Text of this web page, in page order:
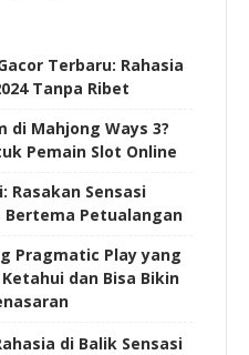
Terbaru: Rahasia
Tanpa Ribet
Mahjong Ways 3?
Pemain Slot Online
Rasakan Sensasi
Bertema Petualangan
Pragmatic Play yang
dan Bisa Bikin
di Balik Sensasi